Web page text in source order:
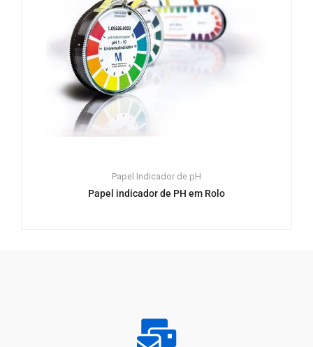
Papel Indicador de pH
Papel indicador de PH em Rolo